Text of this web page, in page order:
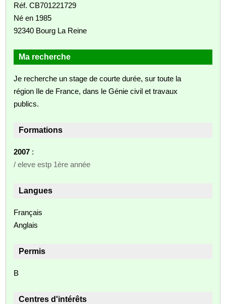
Réf. CB701221729
Né en 1985
92340 Bourg La Reine
Ma recherche
Je recherche un stage de courte durée, sur toute la
région Ile de France, dans le Génie civil et travaux
publics.
Formations
2007 :
/ eleve estp 1ère année
Langues
Français
Anglais
Permis
B
Centres d'intérêts